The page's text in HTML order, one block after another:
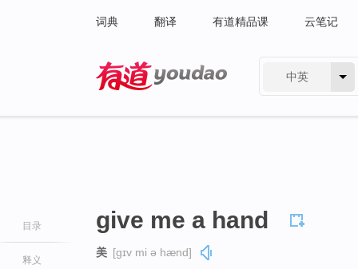
词典 翻译 有道精品课 云笔记
中英
目录
释义
give me a hand
美 [ɡɪv mi ə hænd]